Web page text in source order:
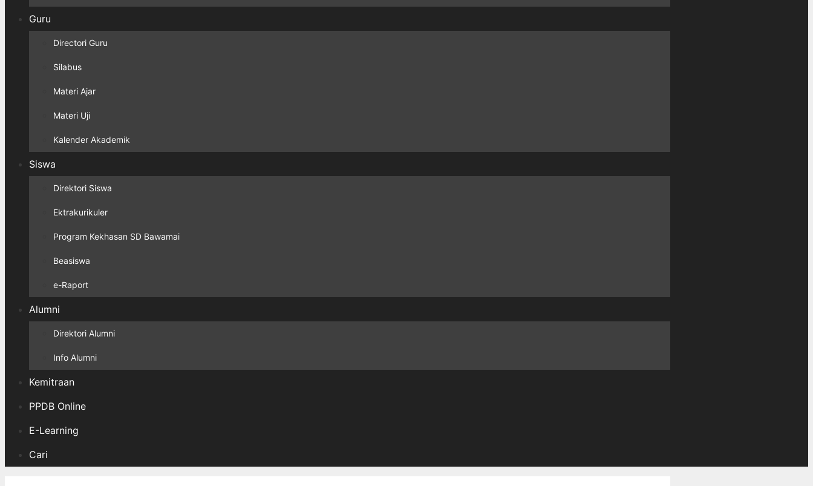
Guru
Directori Guru
Silabus
Materi Ajar
Materi Uji
Kalender Akademik
Siswa
Direktori Siswa
Ektrakurikuler
Program Kekhasan SD Bawamai
Beasiswa
e-Raport
Alumni
Direktori Alumni
Info Alumni
Kemitraan
PPDB Online
E-Learning
Cari